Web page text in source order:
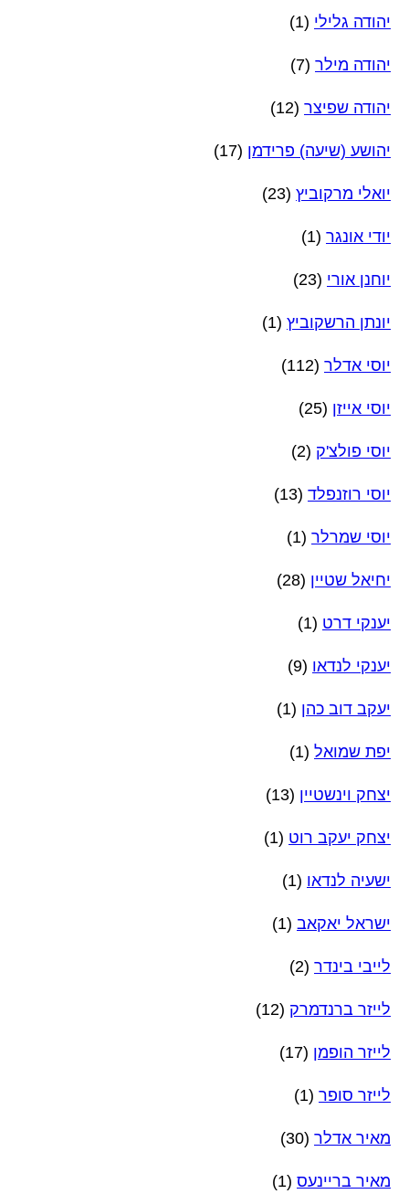
יהודה גלילי (1)
יהודה מילר (7)
יהודה שפיצר (12)
יהושע (שיעה) פרידמן (17)
יואלי מרקוביץ (23)
יודי אונגר (1)
יוחנן אורי (23)
יונתן הרשקוביץ (1)
יוסי אדלר (112)
יוסי אייזן (25)
יוסי פולצ'ק (2)
יוסי רוזנפלד (13)
יוסי שמרלר (1)
יחיאל שטיין (28)
יענקי דרט (1)
יענקי לנדאו (9)
יעקב דוב כהן (1)
יפת שמואל (1)
יצחק וינשטיין (13)
יצחק יעקב רוט (1)
ישעיה לנדאו (1)
ישראל יאקאב (1)
לייבי בינדר (2)
לייזר ברנדמרק (12)
לייזר הופמן (17)
לייזר סופר (1)
מאיר אדלר (30)
מאיר בריינעס (1)